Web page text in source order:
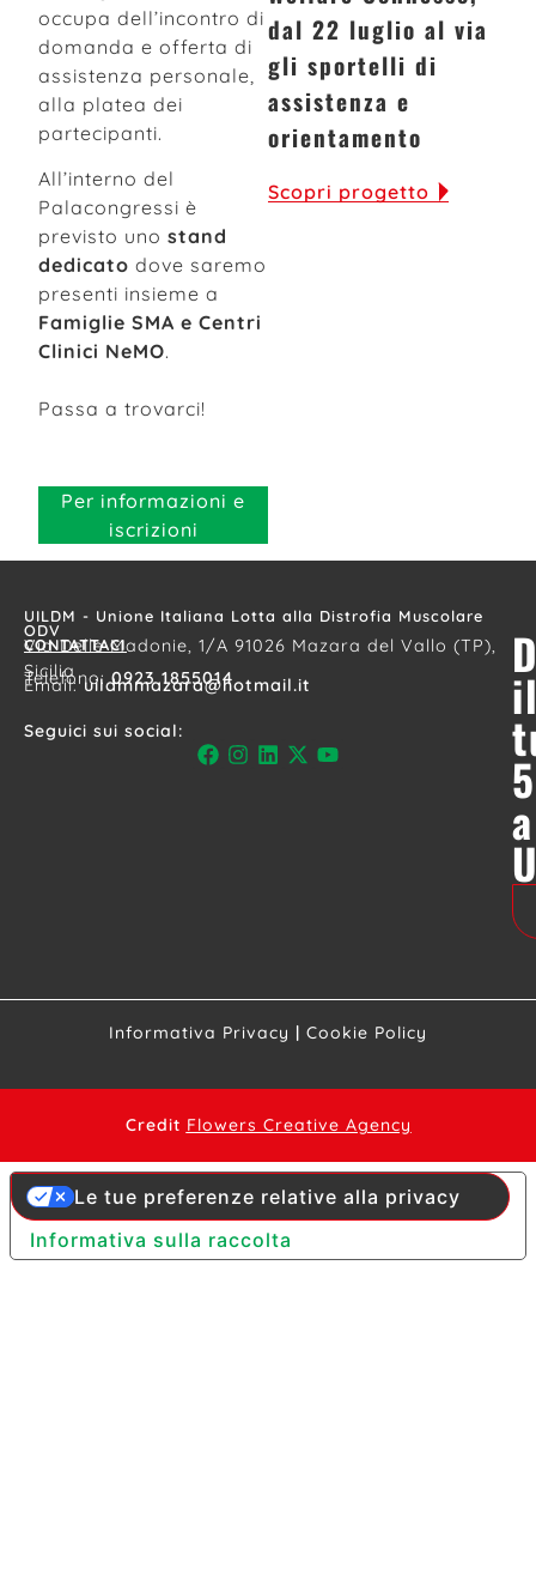
occupa dell’incontro di
domanda e offerta di
assistenza personale,
alla platea dei
partecipanti.
All’interno del
Palacongressi è
previsto uno stand
dedicato dove saremo
presenti insieme a
Famiglie SMA e Centri
Clinici NeMO.
Passa a trovarci!
Per informazioni e
iscrizioni
dal 22 luglio al via
gli sportelli di
assistenza e
orientamento
Scopri progetto
UILDM - Unione Italiana Lotta alla Distrofia Muscolare
ODV
CONTATTACI
Via Delle Madonie, 1/A 91026 Mazara del Vallo (TP),
Sicilia
Telefono:0923 1855014
Email:uildmmazara@hotmail.it
Seguici sui social:
a
Informativa Privacy | Cookie Policy
Credit Flowers Creative Agency
Informativa sulla raccolta
Le tue preferenze relative alla privacy